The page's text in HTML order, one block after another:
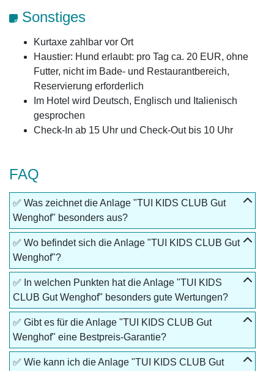
Sonstiges
Kurtaxe zahlbar vor Ort
Haustier: Hund erlaubt: pro Tag ca. 20 EUR, ohne
Futter, nicht im Bade- und Restaurantbereich,
Reservierung erforderlich
Im Hotel wird Deutsch, Englisch und Italienisch
gesprochen
Check-In ab 15 Uhr und Check-Out bis 10 Uhr
FAQ
✅ Was zeichnet die Anlage "TUI KIDS CLUB Gut
Wenghof" besonders aus?
✅ Wo befindet sich die Anlage "TUI KIDS CLUB Gut
Wenghof"?
✅ In welchen Punkten hat die Anlage "TUI KIDS
CLUB Gut Wenghof" besonders gute Wertungen?
✅ Gibt es für die Anlage "TUI KIDS CLUB Gut
Wenghof" eine Bestpreis-Garantie?
✅ Wie kann ich die Anlage "TUI KIDS CLUB Gut